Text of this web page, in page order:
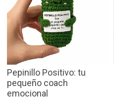
Pepinillo Positivo: tu
pequeño coach
emocional